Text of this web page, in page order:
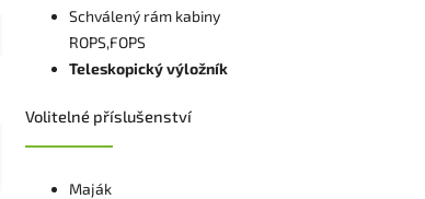
Schválený rám kabiny
ROPS,FOPS
Teleskopický výložník
Volitelné příslušenství
Maják